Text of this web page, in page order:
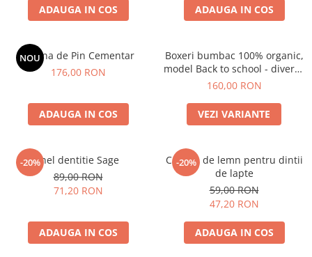
ADAUGA IN COS ADAUGA IN COS
NOU
Rasina de Pin Cementar
176,00 RON
ADAUGA IN COS
Boxeri bumbac 100% organic,
model Back to school - diverse
marimi
160,00 RON
VEZI VARIANTE
-20%Inel dentitie Sage
89,00 RON
71,20 RON
ADAUGA IN COS
-20%
Cutiuta de lemn pentru dintii
de lapte
59,00 RON
47,20 RON
ADAUGA IN COS